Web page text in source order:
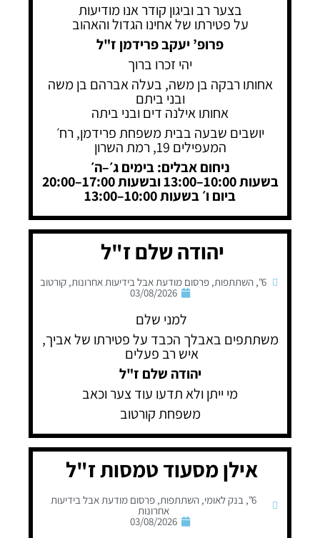
בצער רב וביגון קודר אנו מודיעות
על פטירתו של אחינו הגדול והאהוב
פרופ’ יעקב פרידמן ז"ל
יהי זכרו ברוך
אחותו רבקה בן משה, בעלה אברהם בן משה
ובני ביתם
אחותו אילנה דים ובני ביתה
יושבים שבעה בבית משפחת פרידמן, רח׳
המעפילים 19, רמת השרון
ניחום אבלים: בימים ג׳–ה׳
בשעות 10:00–13:00 ובשעות 17:00–20:00
ביום ו׳ בשעות 10:00–13:00
יהודה שלם ז"ל
6"
, השתתפות, פרסום מודעת אבל בידיעות אחרונות, קורטוב
03/08/2026
למני שלם
משתתפים באבלך הכבד על פטירתו של אביך,
איש רב פעלים
יהודה שלם ז"ל
מי ייתן ולא תדעו עוד צער וכאב
משפחת קורטוב
אילן מסעוד טמסות ז"ל
6"
,בנק לאומי,השתתפות,פרסום מודעת אבל בידיעות
אחרונות
03/08/2026